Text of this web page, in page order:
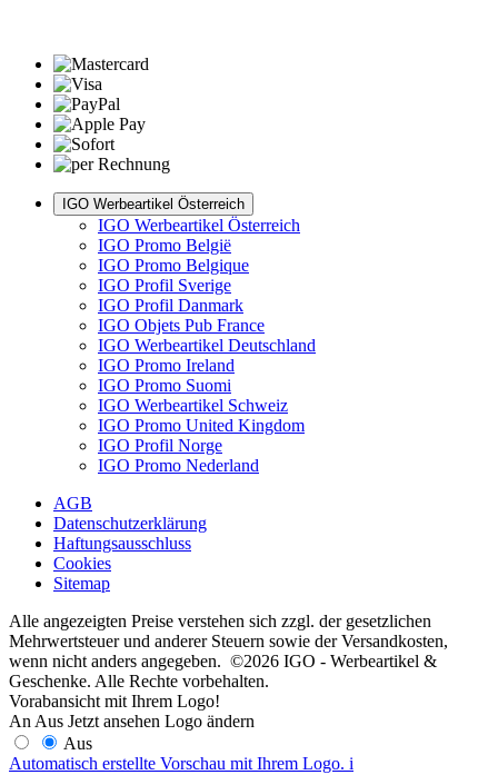
IGO Werbeartikel Österreich
IGO Werbeartikel Österreich
IGO Promo België
IGO Promo Belgique
IGO Profil Sverige
IGO Profil Danmark
IGO Objets Pub France
IGO Werbeartikel Deutschland
IGO Promo Ireland
IGO Promo Suomi
IGO Werbeartikel Schweiz
IGO Promo United Kingdom
IGO Profil Norge
IGO Promo Nederland
AGB
Datenschutzerklärung
Haftungsausschluss
Cookies
Sitemap
Alle angezeigten Preise verstehen sich zzgl. der gesetzlichen
Mehrwertsteuer und anderer Steuern sowie der Versandkosten,
wenn nicht anders angegeben. ©2026 IGO - Werbeartikel &
Geschenke. Alle Rechte vorbehalten.
Vorabansicht mit Ihrem Logo!
An Aus Jetzt ansehen Logo ändern
Aus
Automatisch erstellte Vorschau mit Ihrem Logo. i